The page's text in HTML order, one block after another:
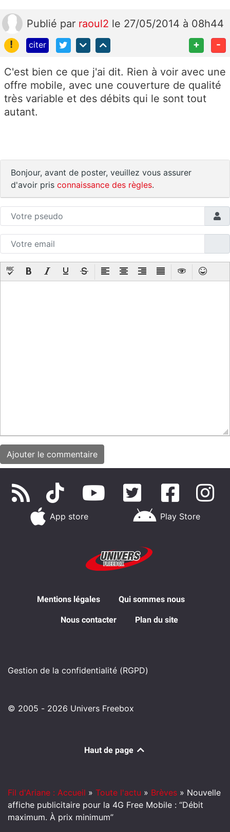
Publié par raoul2 le 27/05/2014 à 08h44
!
citer + -
C'est bien ce que j'ai dit. Rien à voir avec une
offre mobile, avec une couverture de qualité
très variable et des débits qui le sont tout
autant.
Bonjour, avant de poster, veuillez vous assurer
d'avoir pris connaissance des règles.
App store Play Store
Mentions légales Qui sommes nous
Nous contacter Plan du site
Gestion de la confidentialité (RGPD)
© 2005 - 2026 Univers Freebox
Haut de page
Fil d'Ariane : Accueil » Toute l'actu » Brèves » Nouvelle
affiche publicitaire pour la 4G Free Mobile : “Débit
maximum. À prix minimum”